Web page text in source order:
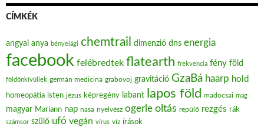
CÍMKÉK
angyal anya bényeiági chemtrail dimenzió dns energia
facebook felébredtek flatearth frekvencia fény föld
földönkívüliek germán medicina grabovoj gravitáció GzaBá haarp hold
homeopátia isten jézus képregény labant lapos föld madocsai mag
magyar Mariann nap nasa nyelvész ogerle oltás repülő rezgés rák
számsor szülő ufó vegán vírus víz írások